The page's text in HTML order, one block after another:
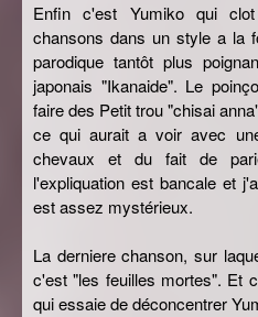
Enfin c'est Yumiko qui
chansons dans un style a la
parodique tantôt plus
japonais "Ikanaide". Le
faire des Petit trou "chisai
ce qui aurait a voir avec
chevaux et du fait de
l'expliquation est bancale et
est assez mystérieux.
La derniere chanson, sur
c'est "les feuilles mortes". Et
qui essaie de déconcentrer